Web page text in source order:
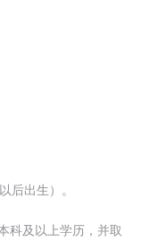
后出生）。
科及以上学历，并取